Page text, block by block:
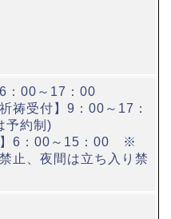
：00～17：00
祷受付】9：00～17：
約制)
】6：00～15：00 ※
止、夜間は立ち入り禁